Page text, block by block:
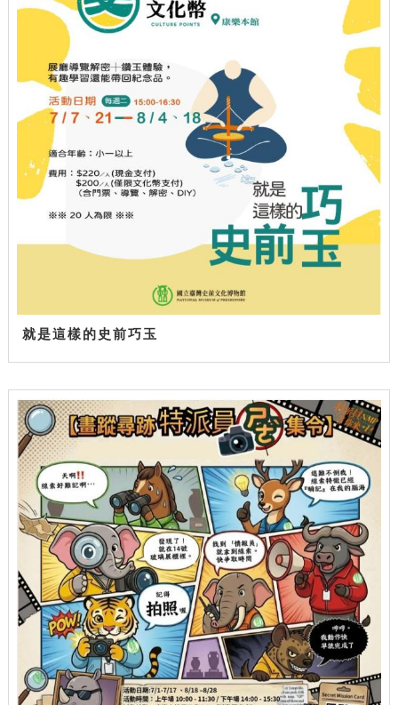
就是這樣的史前巧玉